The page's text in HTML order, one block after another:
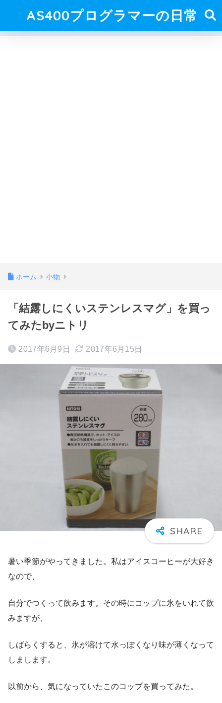
AS400プログラマーの日常
ホーム 小物
「結露しにくいステンレスマグ」を買っ
てみたbyニトリ
2017年6月9日 2017年6月15日
暑い季節がやってきました。私はアイスコーヒーが大好き
なので、
自分でつくって飲みます。その時にコップに氷をいれて飲
みますが、
しばらくすると、氷が溶けて水っぽくなり味が薄くなって
しまします。
以前から、気になっていたこのコップを買ってみた。